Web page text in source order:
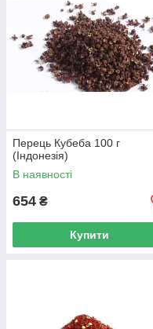
Перець Кубеба 100 г
(Індонезія)
В наявності
654 ₴
Купити